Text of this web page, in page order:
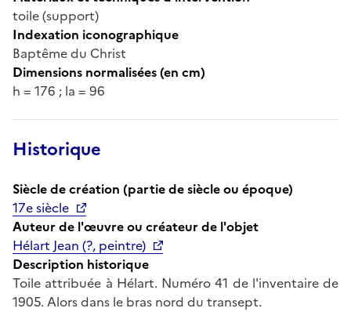
toile (support)
Indexation iconographique
Baptême du Christ
Dimensions normalisées (en cm)
h = 176 ; la = 96
Historique
Siècle de création (partie de siècle ou époque)
17e siècle
Auteur de l'œuvre ou créateur de l'objet
Hélart Jean (?, peintre)
Description historique
Toile attribuée à Hélart. Numéro 41 de l'inventaire de
1905. Alors dans le bras nord du transept.